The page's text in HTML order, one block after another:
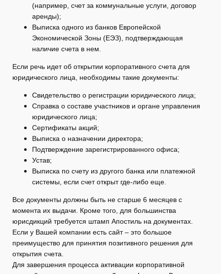
(например, счет за коммунальные услуги, договор
аренды);
Выписка одного из банков Европейской
Экономической Зоны (ЕЭЗ), подтверждающая
наличие счета в нем.
Если речь идет об открытии корпоративного счета для
юридического лица, необходимы такие документы:
Свидетельство о регистрации юридического лица;
Справка о составе участников и органе управления
юридического лица;
Сертификаты акций;
Выписка о назначении директора;
Подтверждение зарегистрированного офиса;
Устав;
Выписка по счету из другого банка или платежной
системы, если счет открыт где-либо еще.
Все документы должны быть не старше 6 месяцев с
момента их выдачи. Кроме того, для большинства
юрисдикций требуется штамп Апостиль на документах.
Если у Вашей компании есть сайт – это большое
преимущество для принятия позитивного решения для
открытия счета.
Для завершения процесса активации корпоративной